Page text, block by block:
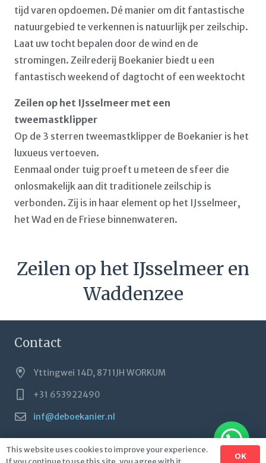
tijd varen opdoemen. Dé manier om dit fantastische
natuurgebied te verkennen is natuurlijk per zeilschip.
Laat uw tocht bepalen door de wind en de
stromingen. Zeilrederij Boekanier biedt u een
fantastisch weekend of dagtocht of een weektocht
Zeilen op het IJsselmeer met een
tweemastklipper
Op de 3 sterren tweemastklipper de Boekanier is het
luxueus vertoeven.
Eenmaal onder tuig proeft u meteen de sfeer die
onlosmakelijk aan dit traditionele zeilschip is
verbonden. Zij is in haar element op het IJsselmeer,
het Wad en de Friese binnenwateren.
Zeilen op het IJsselmeer en
Waddenzee
Contact
Yttingwei 14D, 8711JH WORKUM
+31 653922490
inf@deboekanier.nl
This website uses cookies to improve your experience.
OK